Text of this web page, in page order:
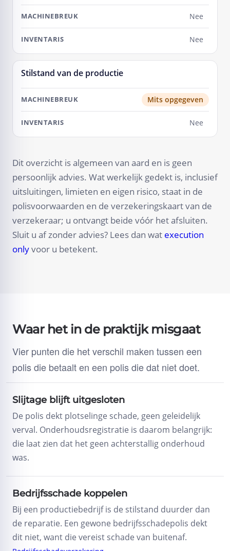
Nee
Nee
Stilstand van de productie
Mits opgegeven
Nee
Dit overzicht is algemeen van aard en is geen
persoonlijk advies. Wat werkelijk gedekt is, inclusief
uitsluitingen, limieten en eigen risico, staat in de
polisvoorwaarden en de verzekeringskaart van de
verzekeraar; u ontvangt beide vóór het afsluiten.
Sluit u af zonder advies? Lees dan wat execution
onlyvoor u betekent.
Waar het in de praktijk misgaat
Vier punten die het verschil maken tussen een
polis die betaalt en een polis die dat niet doet.
Slijtage blijft uitgesloten
De polis dekt plotselinge schade, geen geleidelijk
verval. Onderhoudsregistratie is daarom belangrijk:
die laat zien dat het geen achterstallig onderhoud
was.
Bedrijfsschade koppelen
Bij een productiebedrijf is de stilstand duurder dan
de reparatie. Een gewone bedrijfsschadepolis dekt
dit niet, want die vereist schade van buitenaf.